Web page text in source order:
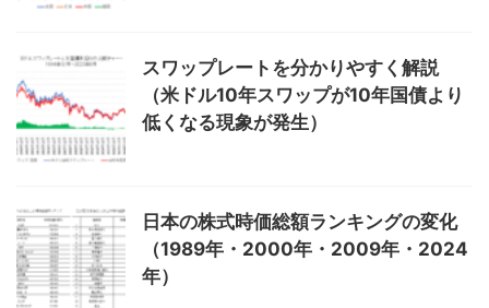
スワップレートを分かりやすく解説
（米ドル10年スワップが10年国債より
低くなる現象が発生）
日本の株式時価総額ランキングの変化
（1989年・2000年・2009年・2024
年）